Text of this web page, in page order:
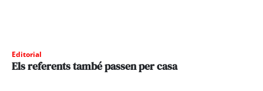
Editorial
Els referents també passen per casa